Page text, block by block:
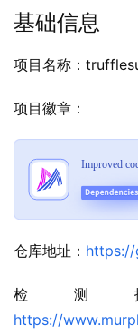
基础信息
项目名称：
项目徽章：
仓库地址：
检测
https://